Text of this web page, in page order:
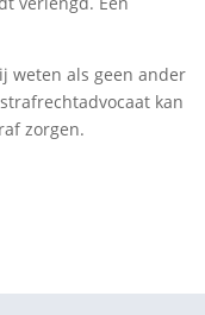
weten als geen ander
kan
zorgen.